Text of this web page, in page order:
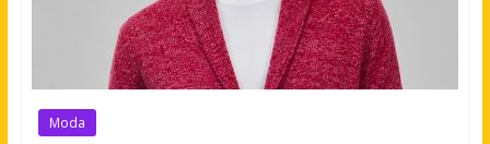
Moda